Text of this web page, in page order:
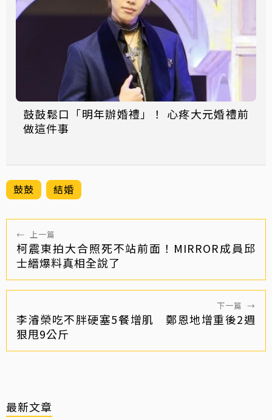
鼓鼓鬆口「明年辦婚禮」！ 心疼大元婚禮前
做這件事
鼓鼓 結婚
← 上一篇
柯震東拍大合照死不站前面！MIRROR成員邱
士縉爆料真相全說了
下一篇 →
李濬榮吃不胖硬塞5餐增肌 鄭恩地增重後2週
狠甩9公斤
最新文章